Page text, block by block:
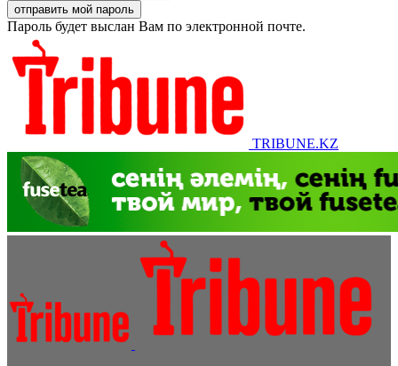
Пароль будет выслан Вам по электронной почте.
TRIBUNE.KZ